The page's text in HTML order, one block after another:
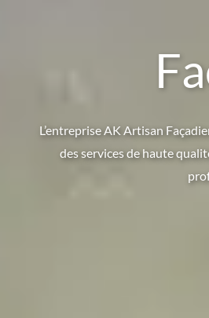
L’entreprise AK Artisan
des services de haute